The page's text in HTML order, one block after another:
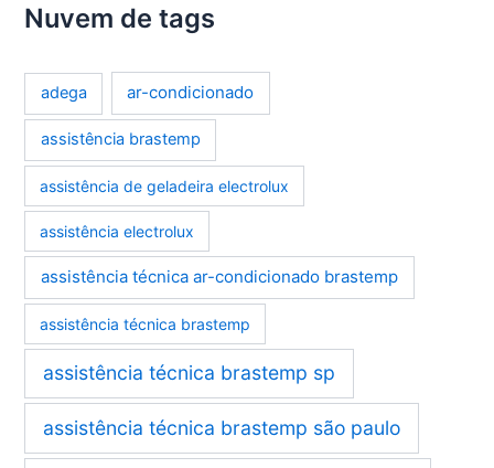
Nuvem de tags
adega ar-condicionado
assistência brastemp
assistência de geladeira electrolux
assistência electrolux
assistência técnica ar-condicionado brastemp
assistência técnica brastemp
assistência técnica brastemp sp
assistência técnica brastemp são paulo